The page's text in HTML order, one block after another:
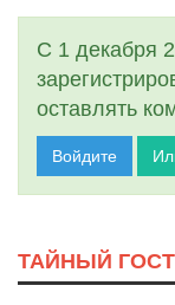
С 1 декабря
оставлять
Войдите
ТАЙНЫЙ